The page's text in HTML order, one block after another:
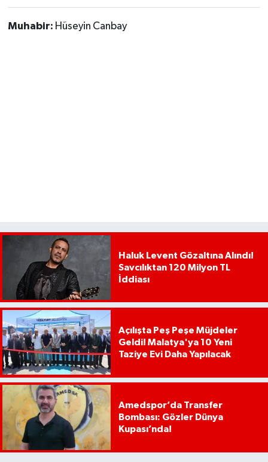
Muhabir: Hüseyin Canbay
Haluk Levent Gözaltına Alındı!
Savcılıktan 120 Milyon TL
İddiası
Açılışta Peş Peşe Müjdeler
Geldi! Malatya'ya 10 Yeni
Taziye Evi Daha Yapılacak
Amedspor’da Transfer
Bombası: Gözler Dünya
Kupası’nda!